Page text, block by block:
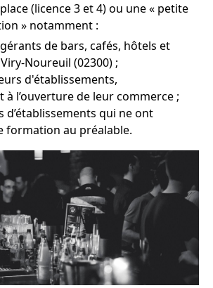
(licence 3 et 4) ou une « petite
» notamment :
de bars, cafés, hôtels et
Noureuil (02300) ;
d'établissements,
à l’ouverture de leur commerce ;
d’établissements qui ne ont
formation au préalable.